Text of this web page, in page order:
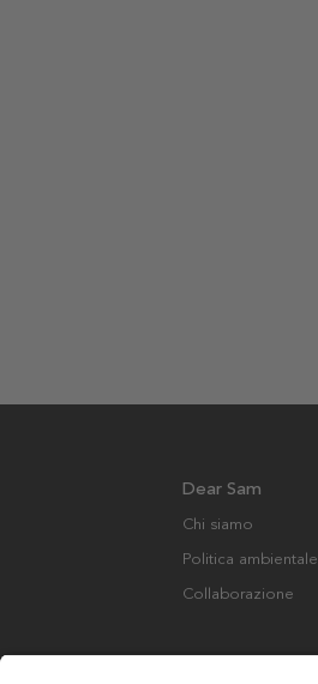
Dear Sam
Chi siamo
Politica ambientale
Collaborazione